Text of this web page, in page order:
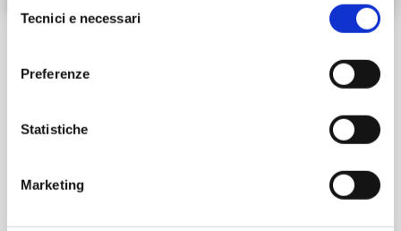
Chiudendo questo banner tramite l’apposito comando
“Continua senza accettare” continuerai la navigazione del
sito in assenza di cookie o altri strumenti di tracciamento
diversi da quelli tecnici.
delTecnici e necessari
Preferenze
Statistiche
Marketing
Caratteristiche